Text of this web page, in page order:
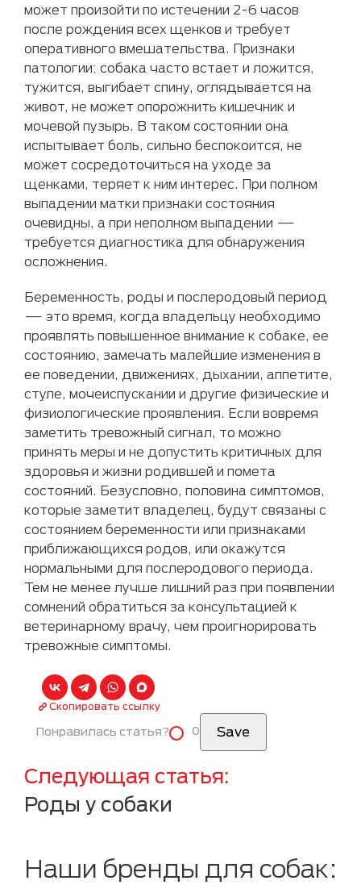
может произойти по истечении 2-6 часов
после рождения всех щенков и требует
оперативного вмешательства. Признаки
патологии: собака часто встает и ложится,
тужится, выгибает спину, оглядывается на
живот, не может опорожнить кишечник и
мочевой пузырь. В таком состоянии она
испытывает боль, сильно беспокоится, не
может сосредоточиться на уходе за
щенками, теряет к ним интерес. При полном
выпадении матки признаки состояния
очевидны, а при неполном выпадении —
требуется диагностика для обнаружения
осложнения.
Беременность, роды и послеродовый период
— это время, когда владельцу необходимо
проявлять повышенное внимание к собаке, ее
состоянию, замечать малейшие изменения в
ее поведении, движениях, дыхании, аппетите,
стуле, мочеиспускании и другие физические и
физиологические проявления. Если вовремя
заметить тревожный сигнал, то можно
принять меры и не допустить критичных для
здоровья и жизни родившей и помета
состояний. Безусловно, половина симптомов,
которые заметит владелец, будут связаны с
состоянием беременности или признаками
приближающихся родов, или окажутся
нормальными для послеродового периода.
Тем не менее лучше лишний раз при появлении
сомнений обратиться за консультацией к
ветеринарному врачу, чем проигнорировать
тревожные симптомы.
Скопировать ссылку
Понравилась статья? 0
Следующая статья
Роды у собаки
Наши бренды для собак: